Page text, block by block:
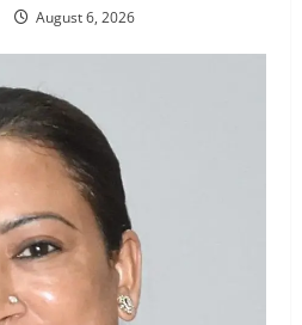
August 6, 2026